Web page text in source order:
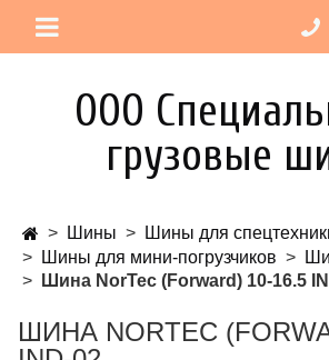
ООО
грузовые
Шины
Шины для
Шины для мини-погрузчиков
Шина NorTec (Forward) 10-16.5
ШИНА NORTEC